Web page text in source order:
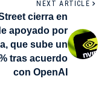
NEXT ARTICLE
cierra en
apoyado por
que sube un
tras acuerdo
con OpenAI